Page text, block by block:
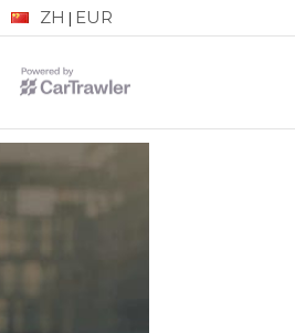
ZH | EUR